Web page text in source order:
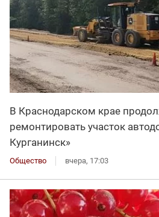
В Краснодарском крае
ремонтировать участок
Курганинск»
Общество вчера, 17:03